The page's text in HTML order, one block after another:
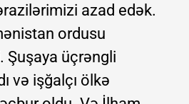
azad edək.
ordusu
Şuşaya üçrəngli
və işğalçı ölkə